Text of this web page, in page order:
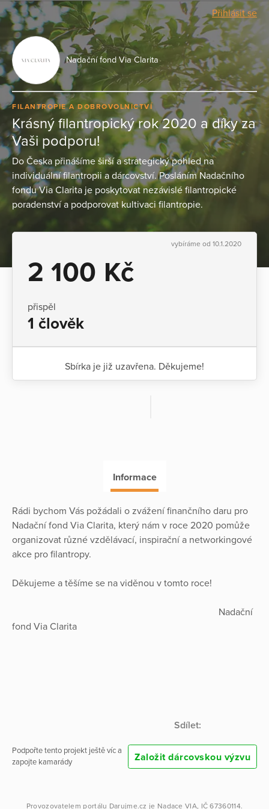
Přihlásit se
Nadační fond Via Clarita
FILANTROPIE A DOBROVOLNICTVÍ
Krásný filantropický rok 2020 a díky za
Vaši podporu!
Do Česka přinášíme širší a strategický pohled na
individuální filantropii a dárcovství. Posláním Nadačního
fondu Via Clarita je poskytovat nezávislé filantropické
poradenství a podporovat kultivaci filantropie.
vybíráme od 10.1.2020
2 100 Kč
přispěl
1 člověk
Sbírka je již uzavřena. Děkujeme!
Informace
Rádi bychom Vás požádali o zvážení finančního daru pro
Nadační fond Via Clarita, který nám v roce 2020 pomůže
organizovat různé vzdělávací, inspirační a networkingové
akce pro filantropy.
Děkujeme a těšíme se na viděnou v tomto roce!
Nadační
fond Via Clarita
Sdílet:
Podpořte tento projekt ještě víc a
zapojte kamarády
Založit dárcovskou výzvu
Provozovatelem portálu Darujme.cz je Nadace VIA, IČ 67360114.